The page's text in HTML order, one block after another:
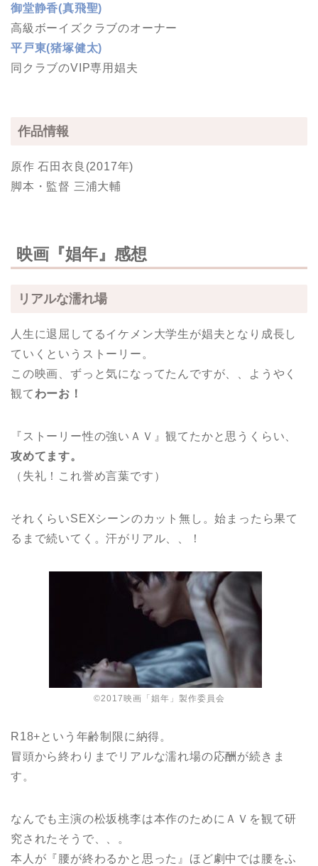
御堂静香(真飛聖)
高級ボーイズクラブのオーナー
平戸東(猪塚健太)
同クラブのVIP専用娼夫
作品情報
原作 石田衣良(2017年)
脚本・監督 三浦大輔
映画『娼年』感想
リアルな濡れ場
人生に退屈してるイケメン大学生が娼夫となり成長し
ていくというストーリー。
この映画、ずっと気になってたんですが、、ようやく
観て わーお！
『ストーリー性の強いＡＶ』観てたかと思うくらい、
攻めてます。
（失礼！これ誉め言葉です）
それくらいSEXシーンのカット無し。始まったら果て
るまで続いてく。汗がリアル、、！
©2017映画「娼年」製作委員会
R18+という年齢制限に納得。
冒頭から終わりまでリアルな濡れ場の応酬が続きま
す。
なんでも主演の松坂桃李は本作のためにＡＶを観て研
究されたそうで、、。
本人が『腰が終わるかと思った』ほど劇中では腰をふ